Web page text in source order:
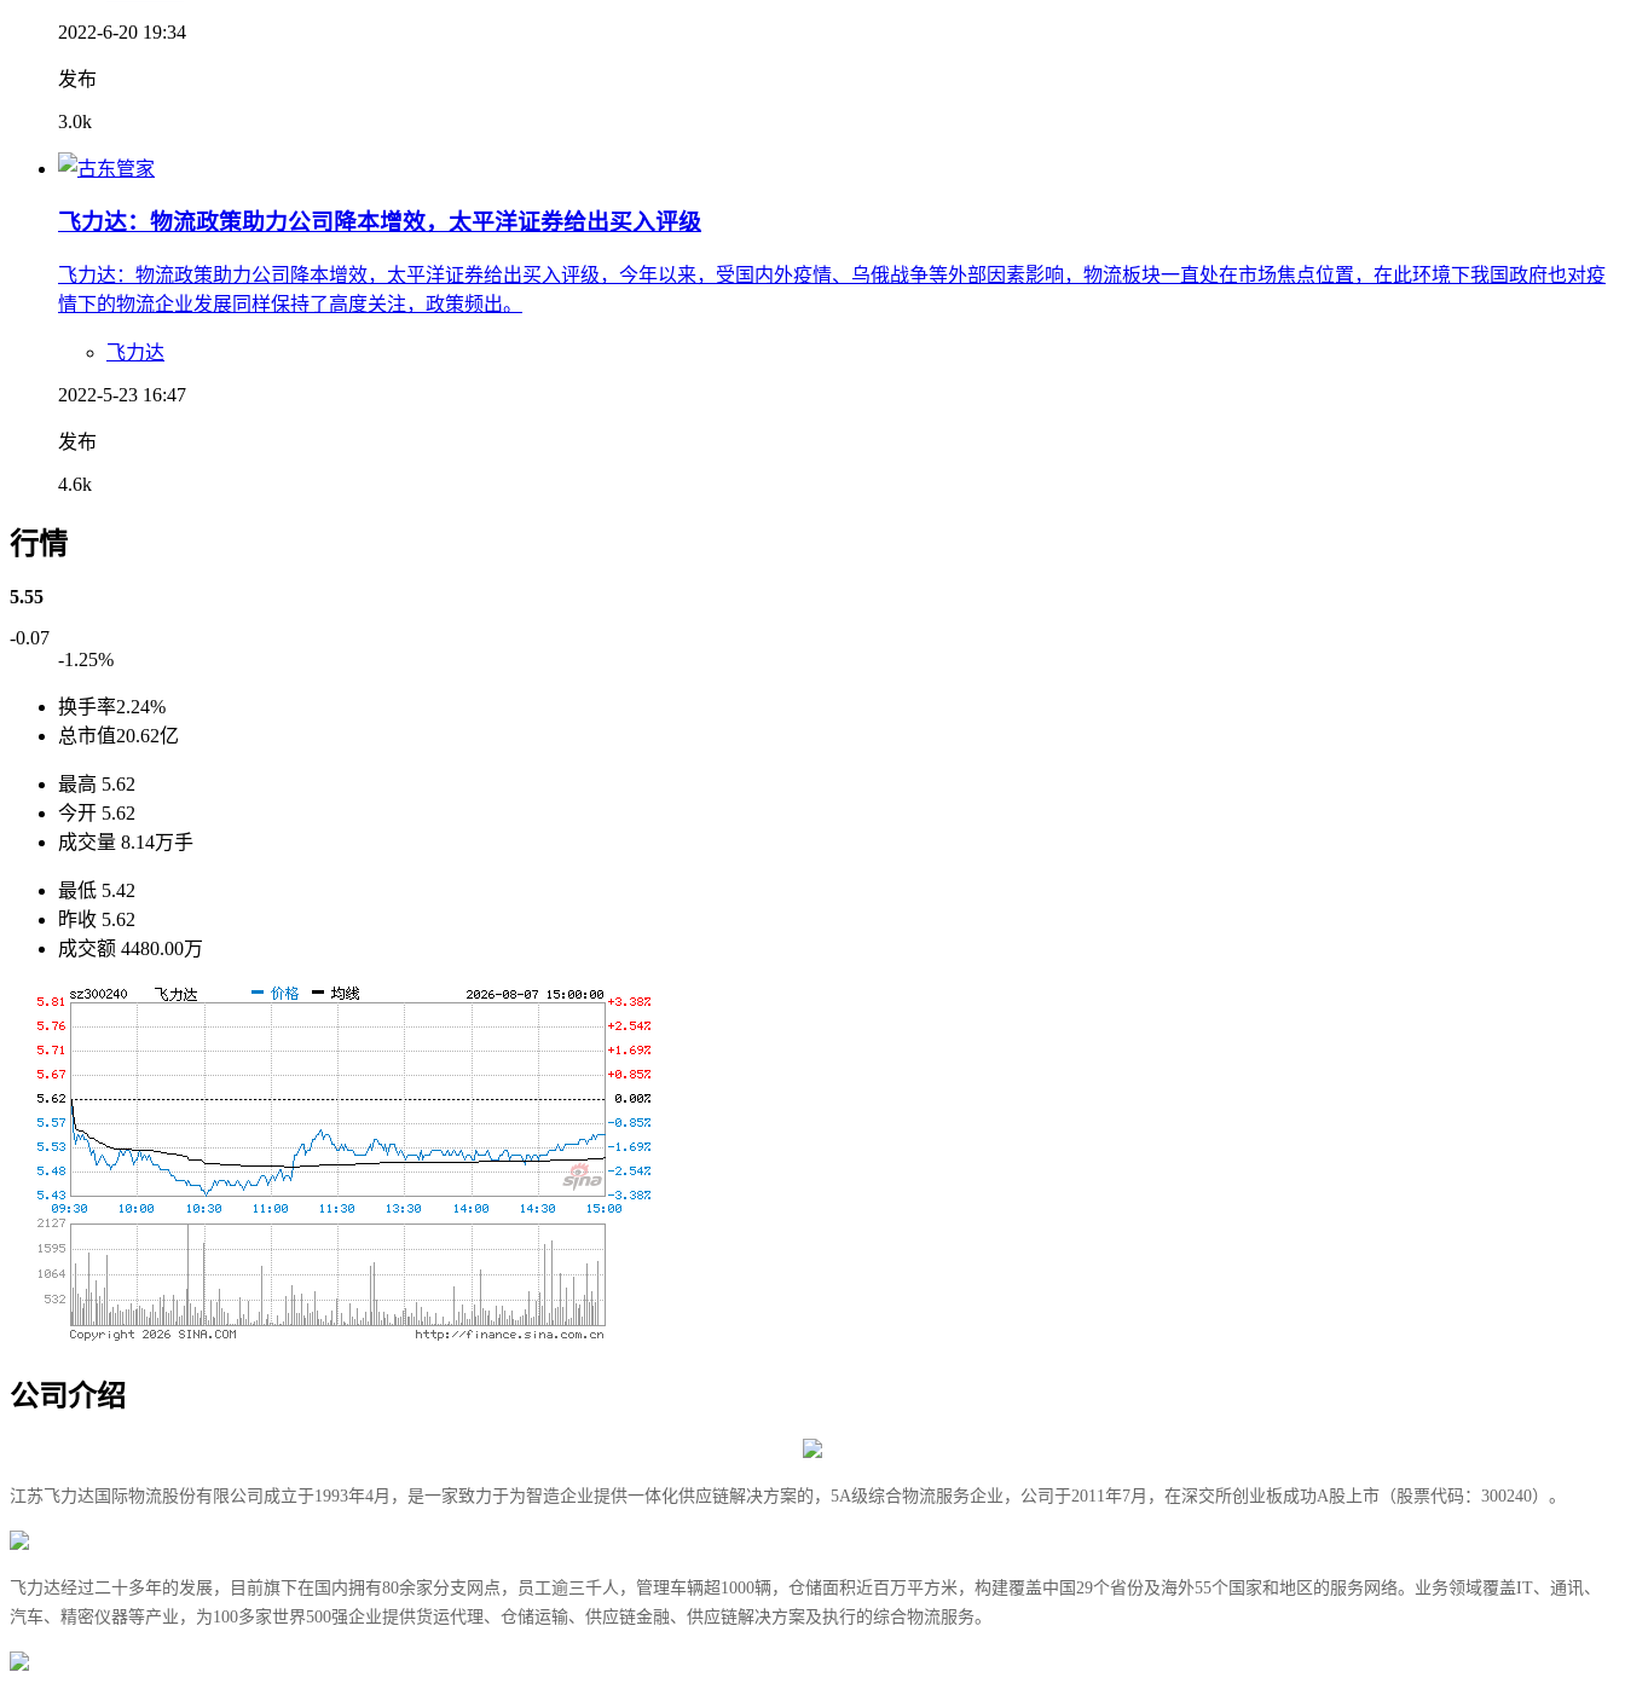
2022-6-20 19:34
发布
3.0k
飞力达：物流政策助力公司降本增效，太平洋证券给出买入评级
飞力达：物流政策助力公司降本增效，太平洋证券给出买入评级，今年以来，受国内外疫情、乌俄战争等外部因素影响，物流板块一直处在市场焦点位置，在此环境下我国政府也对疫
情下的物流企业发展同样保持了高度关注，政策频出。
飞力达
2022-5-23 16:47
发布
4.6k
行情
5.55
-0.07
-1.25%
换手率2.24%
总市值20.62亿
最高 5.62
今开 5.62
成交量 8.14万手
最低 5.42
昨收 5.62
成交额 4480.00万
公司介绍
江苏飞力达国际物流股份有限公司成立于1993年4月，是一家致力于为智造企业提供一体化供应链解决方案的，5A级综合物流服务企业，公司于2011年7月，在深交所创业板成功A股上市（股票代码：300240）。
飞力达经过二十多年的发展，目前旗下在国内拥有80余家分支网点，员工逾三千人，管理车辆超1000辆，仓储面积近百万平方米，构建覆盖中国29个省份及海外55个国家和地区的服务网络。业务领域覆盖IT、通讯、
汽车、精密仪器等产业，为100多家世界500强企业提供货运代理、仓储运输、供应链金融、供应链解决方案及执行的综合物流服务。